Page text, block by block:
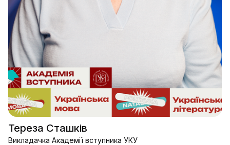
Тереза Сташків
Викладачка Академії вступника УКУ